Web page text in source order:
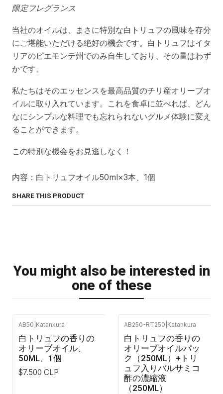
限定フレグランス
当社のオイルは、まさに特別な白トリュフの風味を存分
にご堪能いただける絶好の機会です。白トリュフはイタ
リアのピエモンテ州でのみ自生しており、その量はわず
かです。
私たちはそのエッセンスを最高品質のチリ産オリーブオ
イルに取り入れています。これを食卓に並べれば、どん
なにシンプルな料理でも忘れられないグルメ体験に変え
ることができます。
この特別な機会をお見逃しなく！
内容：白トリュフオイル50ml×3本、1個
SHARE THIS PRODUCT
You might also be interested in
one of these
AB50 Katankura
白トリュフの香りの
オリーブオイル、
50ML、1個
$7.500 CLP
AB250-RT250 Katankura
白トリュフの香りの
オリーブオイルパッ
ク（250ML）+トリ
ュフ入りバルサミコ
酢の濃縮液
（250ML）